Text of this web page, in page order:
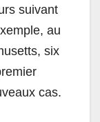
suivant
au
six
cas.